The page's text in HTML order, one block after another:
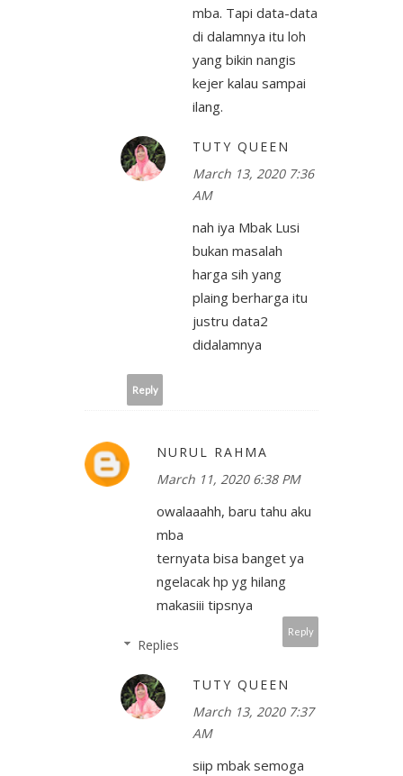
mba. Tapi data-data
di dalamnya itu loh
yang bikin nangis
kejer kalau sampai
ilang.
TUTY QUEEN
March 13, 2020 7:36
AM
nah iya Mbak Lusi
bukan masalah
harga sih yang
plaing berharga itu
justru data2
didalamnya
Reply
NURUL RAHMA
March 11, 2020 6:38 PM
owalaaahh, baru tahu aku
mba
ternyata bisa banget ya
ngelacak hp yg hilang
makasiii tipsnya
Reply
Replies
TUTY QUEEN
March 13, 2020 7:37
AM
siip mbak semoga